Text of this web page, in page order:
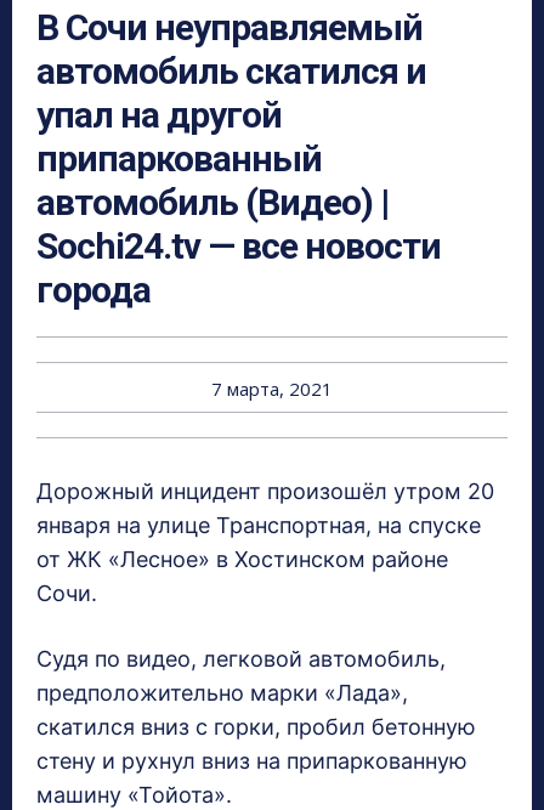
В Сочи неуправляемый
автомобиль скатился и
упал на другой
припаркованный
автомобиль (Видео) |
Sochi24.tv — все новости
города
7 марта, 2021
Дорожный инцидент произошёл утром 20
января на улице Транспортная, на спуске
от ЖК «Лесное» в Хостинском районе
Сочи.
Судя по видео, легковой автомобиль,
предположительно марки «Лада»,
скатился вниз с горки, пробил бетонную
стену и рухнул вниз на припаркованную
машину «Тойота».